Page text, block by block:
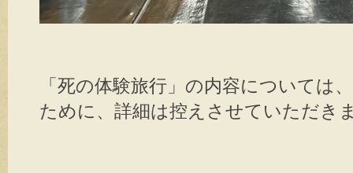
「死の体験旅行」の内容については
ために、詳細は控えさせていただき